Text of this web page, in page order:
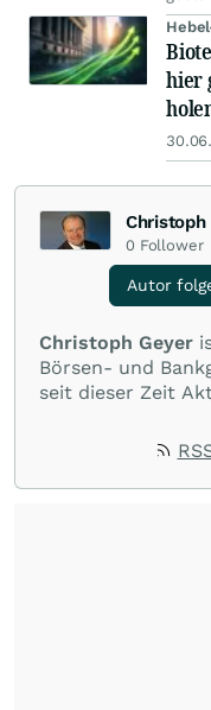
hier
Christoph
0 Follower
Autor
Christoph Geyer
Börsen- und
seit dieser Zeit
auf technischer
Geldverdienen